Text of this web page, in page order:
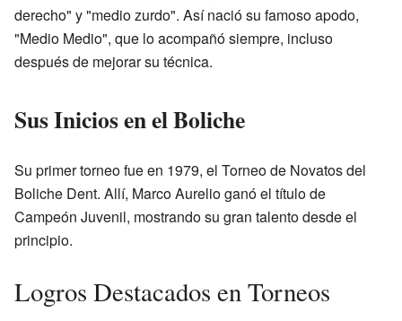
derecho" y "medio zurdo". Así nació su famoso apodo,
"Medio Medio", que lo acompañó siempre, incluso
después de mejorar su técnica.
Sus Inicios en el Boliche
Su primer torneo fue en 1979, el Torneo de Novatos del
Boliche Dent. Allí, Marco Aurelio ganó el título de
Campeón Juvenil, mostrando su gran talento desde el
principio.
Logros Destacados en Torneos